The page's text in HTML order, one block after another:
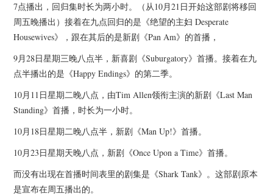
7点播出，回归集时长为两小时。（从10月21日开始这部剧将移回
周五晚播出）接着在九点回归的是《绝望的主妇 Desperate
Housewives》，跟在其后的是新剧《Pan Am》的首播，
9月28日星期三晚八点半，新喜剧《Suburgatory》首播。接着在九
点半播出的是《Happy Endings》的第二季。
10月11日星期二晚八点，由Tim Allen领衔主演的新剧《Last Man
Standing》首播，时长为一小时。
10月18日星期二晚八点半，新剧《Man Up!》首播。
10月23日星期天晚八点，新剧《Once Upon a Time》首播。
而没有出现在首播时间表里的剧集是《Shark Tank》。这部剧原本
是宣布在周五播出的。